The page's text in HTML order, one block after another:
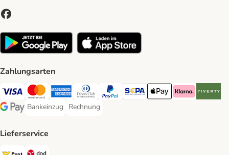
Zahlungsarten
Visa Payment Method
MasterCard Payment Method
American Express Payment Method
Diners Club Payment Method
PayPal Payment Method
SEPA Payment Method
Apple Pay Payment
Klarna Payment
Google Pay Payment Method
Bankeinzug
Bankeinzug Payment Method
Rechnung
Rechnung Payment Method
Lieferservice
Österreichische Post Shipping Method